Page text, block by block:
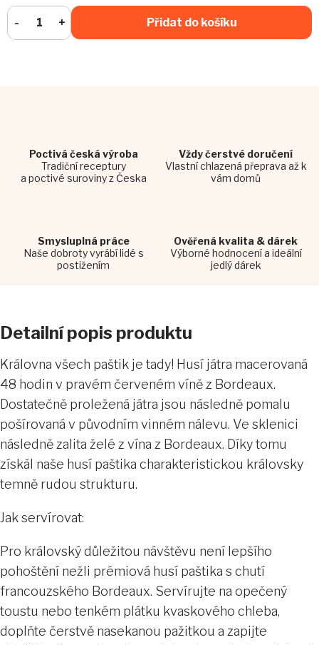
Přidat do košíku
Poctivá česká výroba
Tradiční receptury
a poctivé suroviny z Česka
Vždy čerstvé doručení
Vlastní chlazená přeprava až k
vám domů
Smysluplná práce
Naše dobroty vyrábí lidé s
postižením
Ověřená kvalita & dárek
Výborné hodnocení a ideální
jedlý dárek
Detailní popis produktu
Královna všech paštik je tady! Husí játra macerovaná
48 hodin v pravém červeném víně z Bordeaux.
Dostatečně proležená játra jsou následně pomalu
pošírovaná v původním vinném nálevu. Ve sklenici
následně zalita želé z vína z Bordeaux. Díky tomu
získál naše husí paštika charakteristickou královsky
temně rudou strukturu.
Jak servírovat:
Pro královský důležitou návštěvu není lepšího
pohoštění nežli prémiová husí paštika s chutí
francouzského Bordeaux. Servírujte na opečený
toustu nebo tenkém plátku kvaskového chleba,
doplňte čerstvě nasekanou pažitkou a zapijte